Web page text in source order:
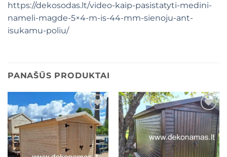
https://dekosodas.lt/video-kaip-pasistatyti-medini-
nameli-magde-5×4-m-is-44-mm-sienoju-ant-
isukamu-poliu/
PANAŠŪS PRODUKTAI
Mėgstamiausias Mėgstamiausias